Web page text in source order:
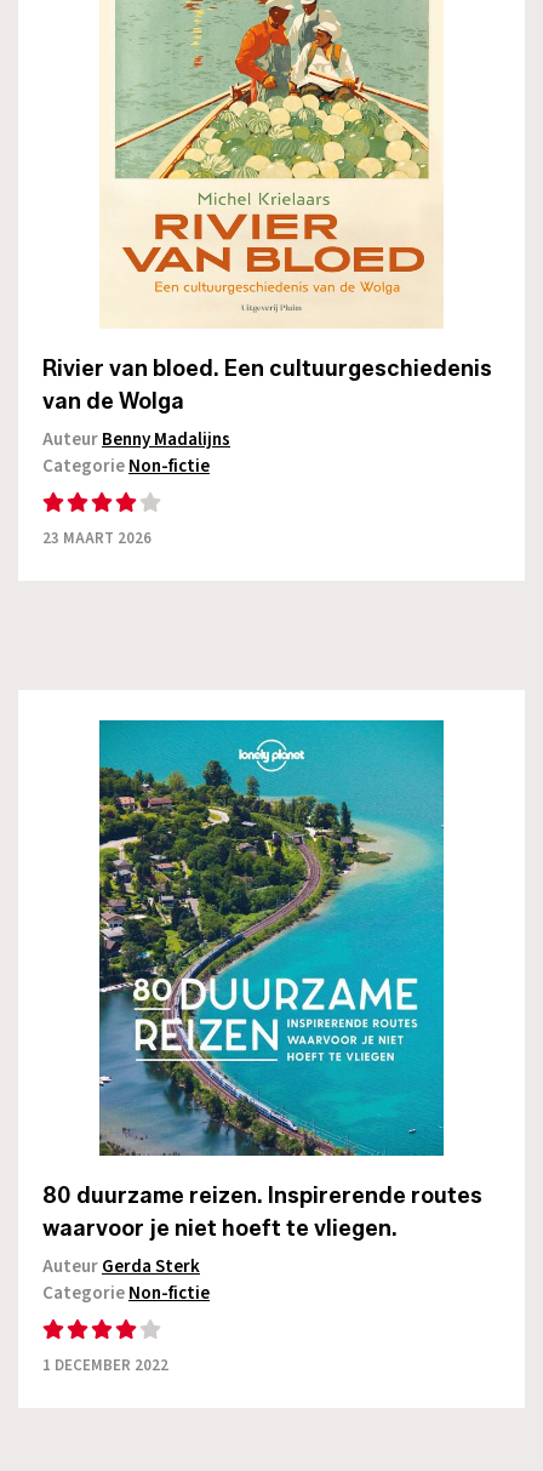
Rivier van bloed. Een cultuurgeschiedenis
van de Wolga
AuteurBenny Madalijns
CategorieNon-fictie
23 MAART 2026
80 duurzame reizen. Inspirerende routes
waarvoor je niet hoeft te vliegen.
AuteurGerda Sterk
CategorieNon-fictie
1 DECEMBER 2022